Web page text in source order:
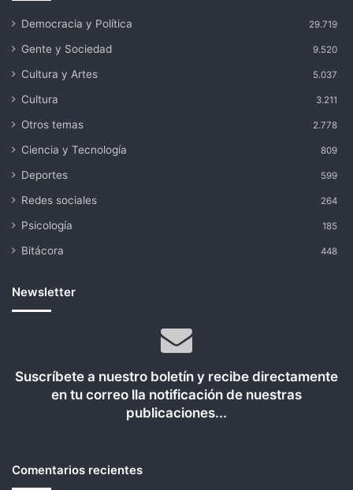
Democracia y Política 29.719
Gente y Sociedad 9.520
Cultura y Artes 5.037
Cultura 3.211
Otros temas 2.778
Ciencia y Tecnología 809
Deportes 599
Redes sociales 264
Psicología 185
Bitácora 448
Newsletter
Suscríbete a nuestro boletín y recibe directamente
en tu correo lla notificación de nuestras
publicaciones...
Comentarios recientes